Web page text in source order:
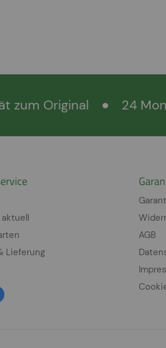
zum Original ● 24
Lieferung
AGB